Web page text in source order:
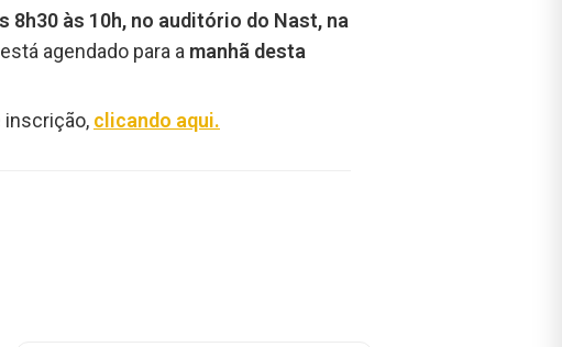
8h30 às 10h, no auditório do Nast, na
agendado para a manhã desta
inscrição, clicando aqui.